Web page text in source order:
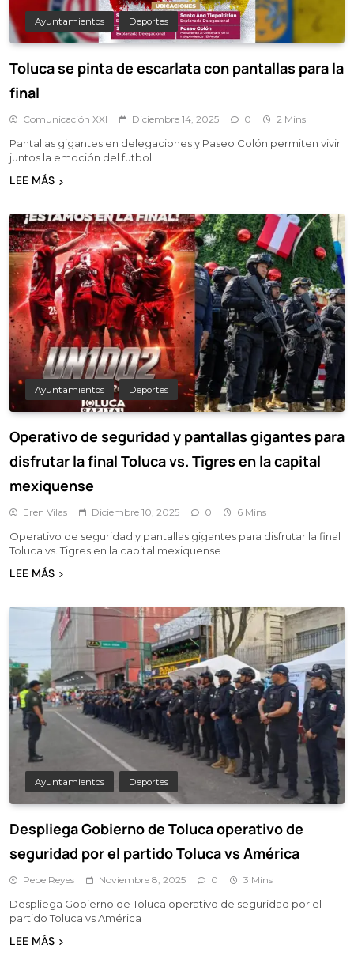
Ayuntamientos Deportes
Toluca se pinta de escarlata con pantallas para la
final
Comunicación XXI Diciembre 14, 2025 0 2 Mins
Pantallas gigantes en delegaciones y Paseo Colón permiten vivir
juntos la emoción del futbol.
LEE MÁS
Ayuntamientos Deportes
Operativo de seguridad y pantallas gigantes para
disfrutar la final Toluca vs. Tigres en la capital
mexiquense
Eren Vilas Diciembre 10, 2025 0 6 Mins
Operativo de seguridad y pantallas gigantes para disfrutar la final
Toluca vs. Tigres en la capital mexiquense
LEE MÁS
Ayuntamientos Deportes
Despliega Gobierno de Toluca operativo de
seguridad por el partido Toluca vs América
Pepe Reyes Noviembre 8, 2025 0 3 Mins
Despliega Gobierno de Toluca operativo de seguridad por el
partido Toluca vs América
LEE MÁS